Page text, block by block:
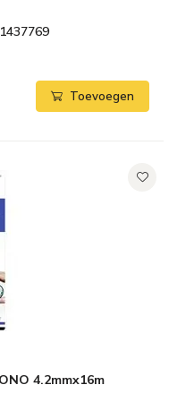
1437769
Toevoegen
4.2mmx16m